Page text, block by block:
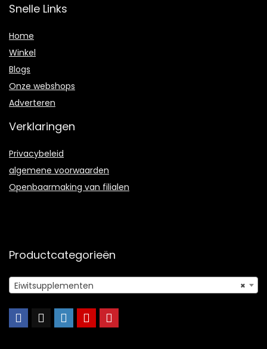
Snelle Links
Home
Winkel
Blogs
Onze webshops
Adverteren
Verklaringen
Privacybeleid
algemene voorwaarden
Openbaarmaking van filialen
Productcategorieën
×
Eiwitsupplementen